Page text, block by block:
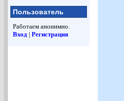
Пользователь
Работаем анонимно.
Вход | Регистрация